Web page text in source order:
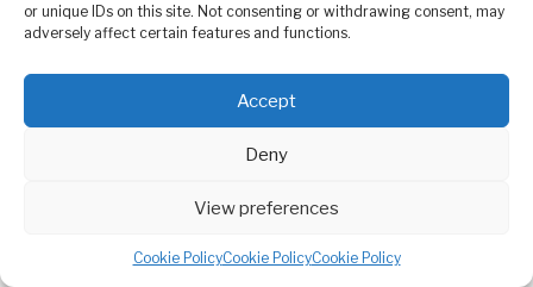
or unique IDs on this site. Not consenting or withdrawing consent, may
adversely affect certain features and functions.
Accept
Deny
View preferences
Cookie PolicyCookie PolicyCookie Policy
Variable complexe